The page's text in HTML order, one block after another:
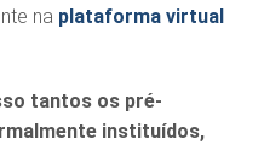
na plataforma virtual
tantos os pré-
instituídos,